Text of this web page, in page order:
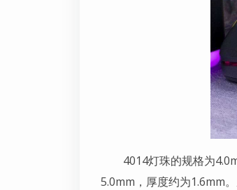
4014灯珠的规格为
5.0mm，厚度约为1.6mm